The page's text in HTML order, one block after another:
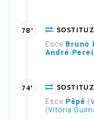
Esce Bruno
André
78'
Esce Pêpê (
(Vitoria
74'